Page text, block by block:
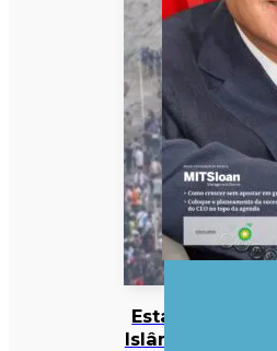
Estado
Islâmico